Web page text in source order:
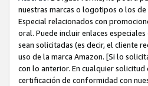
nuestras marcas o logotipos o los
Especial relacionados con
oral. Puede incluir enlaces
sean solicitadas (es decir, el cliente
uso de la marca Amazon. [Si lo
con lo anterior. En cualquier
certificación de conformidad con